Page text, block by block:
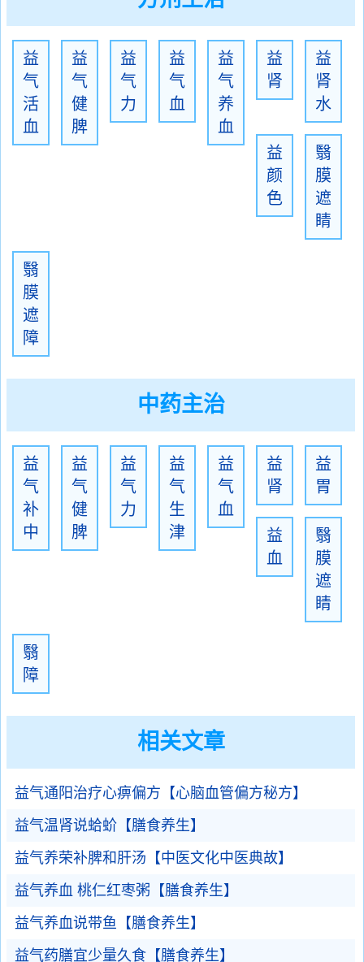
益
气
活
血
益
气
健
脾
益
气
力
益
气
血
益
气
养
血
益
肾
益
肾
水
益
颜
色
翳
膜
遮
睛
翳
膜
遮
障
中药主治
益
气
补
中
益
气
健
脾
益
气
力
益
气
生
津
益
气
血
益
肾
益
胃
益
血
翳
膜
遮
睛
翳
障
相关文章
益气通阳治疗心痹偏方【心脑血管偏方秘方】
益气温肾说蛤蚧【膳食养生】
益气养荣补脾和肝汤【中医文化中医典故】
益气养血 桃仁红枣粥【膳食养生】
益气养血说带鱼【膳食养生】
益气药膳宜少量久食【膳食养生】